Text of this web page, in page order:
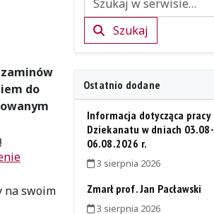
do
na swoim
SzukajSzukaj
Ostatnio dodane
Informacja dotycząca pracy
Dziekanatu w dniach 03.08-
06.08.2026 r.
3 sierpnia 2026
Zmarł prof. Jan Pacławski
3 sierpnia 2026